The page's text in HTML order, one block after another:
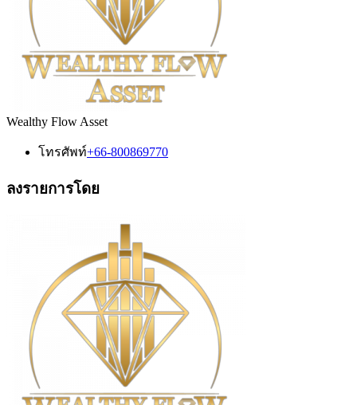
Wealthy Flow Asset
โทรศัพท์+66-800869770
ลงรายการโดย